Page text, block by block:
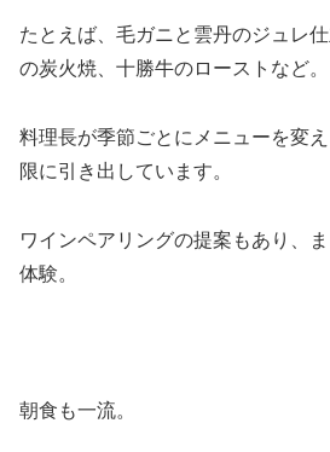
たとえば、毛ガニと雲丹のジュレ
の炭火焼、十勝牛のローストなど。
料理長が季節ごとにメニューを変
限に引き出しています。
ワインペアリングの提案もあり、
体験。
朝食も一流。